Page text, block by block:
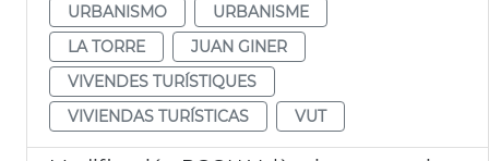
URBANISMO
URBANISME
LA TORRE
JUAN GINER
VIVENDES TURÍSTIQUES
VIVIENDAS TURÍSTICAS
VUT